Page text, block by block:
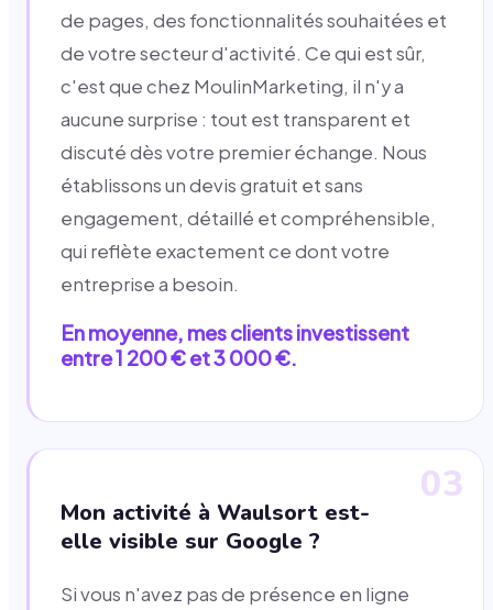
de pages, des fonctionnalités souhaitées et
de votre secteur d'activité. Ce qui est sûr,
c'est que chez MoulinMarketing, il n'y a
aucune surprise : tout est transparent et
discuté dès votre premier échange. Nous
établissons un devis gratuit et sans
engagement, détaillé et compréhensible,
qui reflète exactement ce dont votre
entreprise a besoin.
En moyenne, mes clients investissent
entre 1 200 € et 3 000 €.
03
Mon activité à Waulsort est-
elle visible sur Google ?
Si vous n'avez pas de présence en ligne